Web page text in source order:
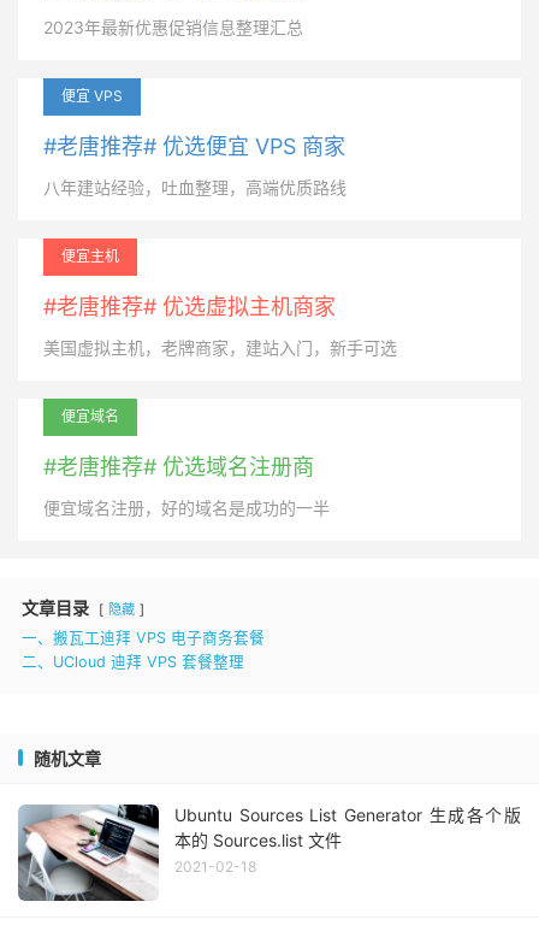
2023年最新优惠促销信息整理汇总
便宜 VPS
#老唐推荐# 优选便宜 VPS 商家
八年建站经验，吐血整理，高端优质路线
便宜主机
#老唐推荐# 优选虚拟主机商家
美国虚拟主机，老牌商家，建站入门，新手可选
便宜域名
#老唐推荐# 优选域名注册商
便宜域名注册，好的域名是成功的一半
文章目录 隐藏
一、搬瓦工迪拜 VPS 电子商务套餐
二、UCloud 迪拜 VPS 套餐整理
随机文章
Ubuntu Sources List Generator 生成各个版
本的 Sources.list 文件
2021-02-18